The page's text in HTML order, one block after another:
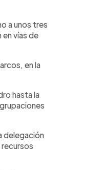
a unos tres
vías de
en la
hasta la
delegación